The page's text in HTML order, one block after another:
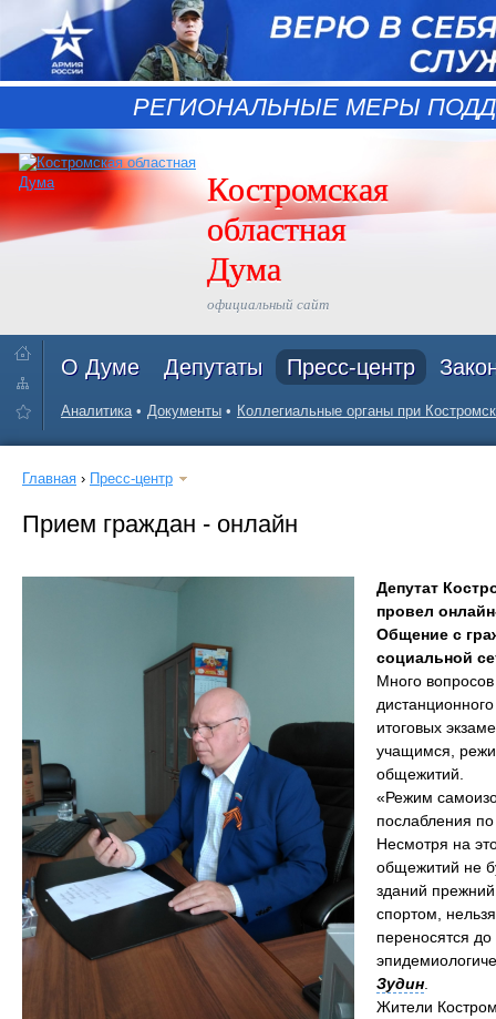
РЕГИОНАЛЬНЫЕ МЕРЫ
Костромская
областная
Дума
официальный сайт
О Думе Депутаты Пресс-центр
Аналитика Документы Коллегиальные органы при
Главная › Пресс-центр
Прием граждан - онлайн
Депутат
провел
Общение с
социальной
Много
итоговых
учащимся,
общежитий.
«Режим
послабления
Несмотря на
общежитий не
зданий
спортом,
переносятся
Зудин
Жители